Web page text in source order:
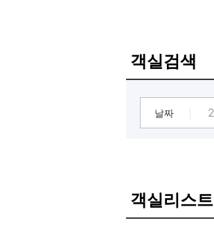
객실검색
날짜
객실리스트